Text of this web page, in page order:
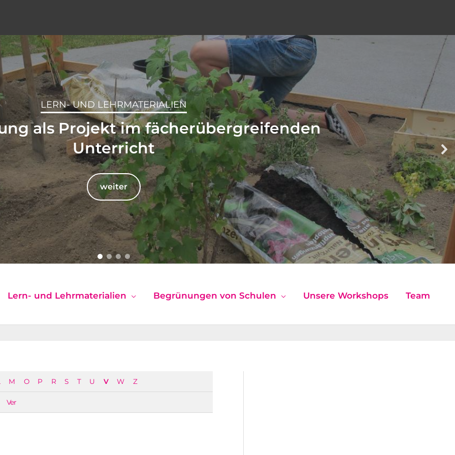
LERN- UND LEHRMATERIALIEN
als Projekt im fächerübergreifenden
Unterricht
weiter
Lern- und Lehrmaterialien Begrünungen von Schulen Unsere Workshops Team
M O P R S T U V W Z
Ver